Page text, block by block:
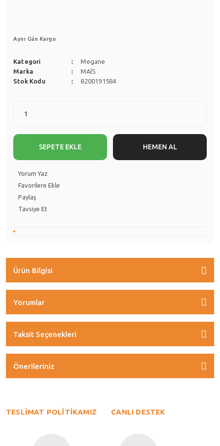
Aynı Gün Kargo
Kategori
Megane
Marka
MAİS
Stok Kodu
8200191584
SEPETE EKLE HEMEN AL
Yorum Yaz
Paylaş
Tavsiye Et
Ürün Bilgisi
Yorumlar
Taksit Seçenekleri
Önerileriniz
TESLİMAT POLİTİKAMIZ CANLI DESTEK